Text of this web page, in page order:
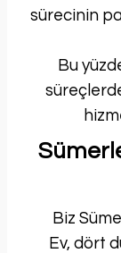
sürecinin
Bu
Biz
Ev, dört